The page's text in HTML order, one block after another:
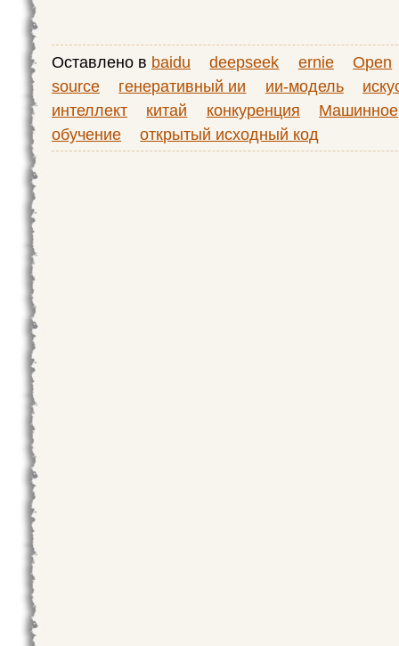
Оставлено в baidu deepseek ernie
Open
source
генеративный ии ии-модель
интеллект
китай конкуренция
Машинное
обучение
открытый исходный код